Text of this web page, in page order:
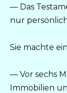
— Das
nur
Sie machte
— Vor sechs
Immobilien